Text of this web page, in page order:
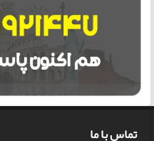
تماس با ما